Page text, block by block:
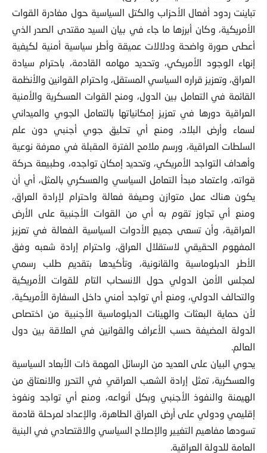
تباينت ردود أفعال الأحزاب والكتل السياسية حول مغادرة القوات
الأمريكية، وكان أبرزها ما جاء في بيان السيد مقتدى الصدر الذي
أعطى صورة واضحة ودلالات عميقة وأطر سياسية أمنية لكيفية
إنهاء الوجود الأمريكي، وتحديد مهامه القادمة، باحترام سيادة
العراق، وتعزيز قراره السياسي المستقل، واحترام القوانين والأنظمة
القائمة في التعامل بين الدول، ومنح القوات العسكرية والأمنية
العراقية دورها في تعزيز إمكانياتها بالتعامل الجوي والميداني
لسماء وأرض البلاد، ومنع أي تحليق جوي أجنبي دون علم
السلطات العراقية، ورسم ملامح الفترة المقبلة في معرفة نوعية
وأهداف التواجد الأمريكي، وتحديد إمكان تواجده، وطبيعة حركة
قواته، واعتماد مبدأ التعامل السياسي والعسكري بالمثل، أي أن
يكون هناك عمل متوازن وصيغة فعالة واحترام لإرادة العراق،
ومنع أي تجاوز تقوم به أي من القوات الأجنبية على الأرض
العراقية، وأن تسعى جميع الأدوات السياسية الفعالة في تعزيز
المفهوم الحقيقي لاستقلال العراق، واحترام إرادة شعبه وفق
الأطر الدبلوماسية والقانونية، وتأكيدها بتقديم طلب رسمي
لمجلس الأمن الدولي حول الانسحاب التام للقوات الأمريكية
والتحالف الدولي، ومنع أي تواجد أمني داخل السفارة الأمريكية،
لأن حماية البعثات والهيئات الدبلوماسية الأجنبية من اختصاص
الدولة المضيفة حسب الأعراف والقوانين في العلاقة بين دول
العالم.
يحوي البيان على العديد من الرسائل المهمة ذات الأبعاد السياسية
والعسكرية، تمثل إرادة الشعب العراقي في التحرر والانعتاق من
الهيمنة والنفوذ الأجنبي وبكل أنواعه، ومنع أي تواجد ونفوذ
إقليمي ودولي على أرض العراق الطاهرة، والإعداد لمرحلة قادمة
تسودها مفاهيم التغيير والإصلاح السياسي والاقتصادي في البنية
العامة للدولة العراقية.